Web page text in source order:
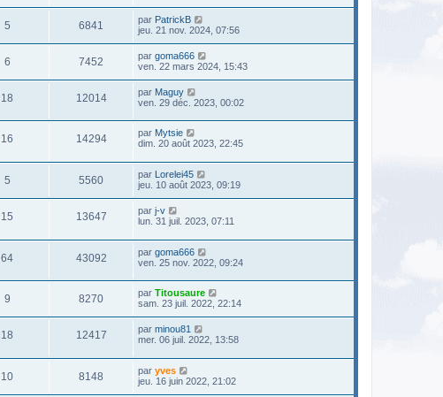
5 6841 par PatrickB
jeu. 21 nov. 2024, 07:56
6 7452 par goma666
ven. 22 mars 2024, 15:43
18 12014 par Maguy
ven. 29 déc. 2023, 00:02
16 14294 par Mytsie
dim. 20 août 2023, 22:45
5 5560 par Lorelei45
jeu. 10 août 2023, 09:19
15 13647 par j-v
lun. 31 juil. 2023, 07:11
64 43092 par goma666
ven. 25 nov. 2022, 09:24
9 8270 par Titousaure
sam. 23 juil. 2022, 22:14
18 12417 par minou81
mer. 06 juil. 2022, 13:58
10 8148 par yves
jeu. 16 juin 2022, 21:02